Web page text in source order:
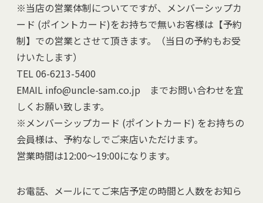
※当店の営業体制についてですが、メンバーシップカ
ード (ポイントカード)をお持ちで無いお客様は【予約
制】での営業とさせて頂きます。（当日の予約もお受
けいたします）
TEL 06-6213-5400
EMAIL info@uncle-sam.co.jp までお問い合わせを宜
しくお願い致します。
※メンバーシップカード (ポイントカード) をお持ちの
会員様は、予約なしでご来店いただけます。
営業時間は12:00～19:00になります。
お電話、メールにてご来店予定の時間と人数をお知ら